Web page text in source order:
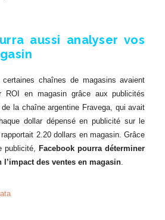
aussi analyser vos
chaînes de magasins avaient
ROI en magasin grâce aux publicités
de la chaîne argentine Fravega, qui avait
dollar dépensé en publicité sur le
2.20 dollars en magasin. Grâce
publicité, Facebook pourra déterminer
des ventes en magasin.